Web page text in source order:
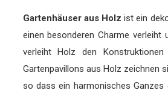
Gartenhäuser aus Holz ist ein
einen besonderen Charme
verleiht Holz den
Gartenpavillons aus Holz zeichnen
so dass ein harmonisches